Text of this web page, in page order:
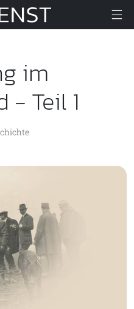
Truppendienst
im
- Teil 1